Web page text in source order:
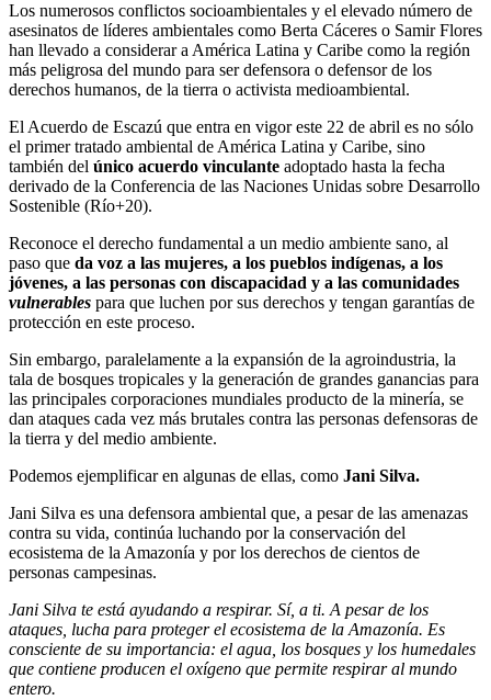
Los numerosos conflictos socioambientales y el elevado número de
asesinatos de líderes ambientales como Berta Cáceres o Samir Flores
han llevado a considerar a América Latina y Caribe como la región
más peligrosa del mundo para ser defensora o defensor de los
derechos humanos, de la tierra o activista medioambiental.
El Acuerdo de Escazú que entra en vigor este 22 de abril es no sólo
el primer tratado ambiental de América Latina y Caribe, sino
también del único acuerdo vinculante adoptado hasta la fecha
derivado de la Conferencia de las Naciones Unidas sobre Desarrollo
Sostenible (Río+20).
Reconoce el derecho fundamental a un medio ambiente sano, al
paso que da voz a las mujeres, a los pueblos indígenas, a los
jóvenes, a las personas con discapacidad y a las comunidades
vulnerables para que luchen por sus derechos y tengan garantías de
protección en este proceso.
Sin embargo, paralelamente a la expansión de la agroindustria, la
tala de bosques tropicales y la generación de grandes ganancias para
las principales corporaciones mundiales producto de la minería, se
dan ataques cada vez más brutales contra las personas defensoras de
la tierra y del medio ambiente.
Podemos ejemplificar en algunas de ellas, como Jani Silva.
Jani Silva es una defensora ambiental que, a pesar de las amenazas
contra su vida, continúa luchando por la conservación del
ecosistema de la Amazonía y por los derechos de cientos de
personas campesinas.
Jani Silva te está ayudando a respirar. Sí, a ti. A pesar de los
ataques, lucha para proteger el ecosistema de la Amazonía. Es
consciente de su importancia: el agua, los bosques y los humedales
que contiene producen el oxígeno que permite respirar al mundo
entero.